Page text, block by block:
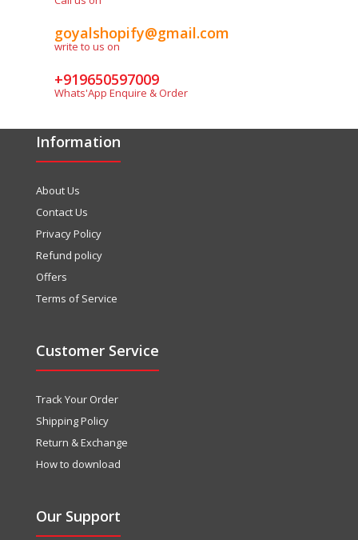
goyalshopify@gmail.com
write to us on
+919650597009
Whats'App Enquire & Order
Information
About Us
Contact Us
Privacy Policy
Refund policy
Offers
Terms of Service
Customer Service
Track Your Order
Shipping Policy
Return & Exchange
How to download
Our Support